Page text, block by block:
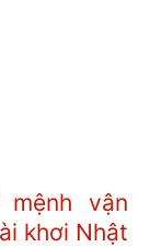
vận
khơi Nhật